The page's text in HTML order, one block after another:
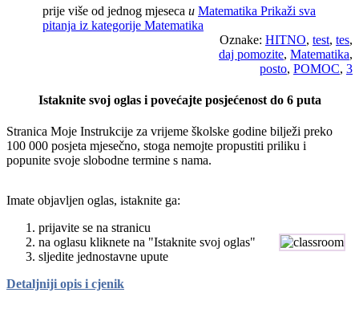
prije više od jednog mjeseca u Matematika Prikaži sva
pitanja iz kategorije Matematika
Oznake: HITNO, test, tes,
daj pomozite, Matematika,
posto, POMOC, 3
Istaknite svoj oglas i povećajte posjećenost do 6 puta
Stranica Moje Instrukcije za vrijeme školske godine bilježi preko
100 000 posjeta mjesečno, stoga nemojte propustiti priliku i
popunite svoje slobodne termine s nama.
Imate objavljen oglas, istaknite ga:
prijavite se na stranicu
na oglasu kliknete na "Istaknite svoj oglas"
sljedite jednostavne upute
Detaljniji opis i cjenik